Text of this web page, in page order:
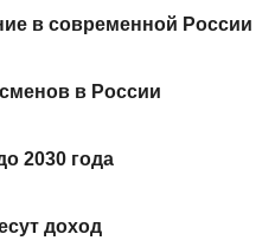
в современной России
в России
2030 года
доход